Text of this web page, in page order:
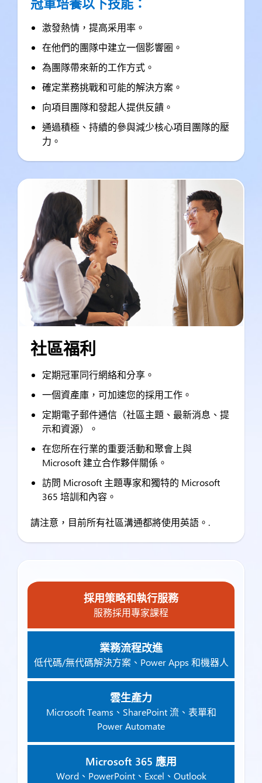
激發熱情，提高采用率。
在他們的團隊中建立一個影響圈。
為團隊帶來新的工作方式。
確定業務挑戰和可能的解決方案。
向項目團隊和發起人提供反饋。
通過積極、持續的參與減少核心項目團隊的壓
力。
社區福利
定期冠軍同行網絡和分享。
一個資產庫，可加速您的採用工作。
定期電子郵件通信（社區主題、最新消息、提
示和資源）。
在您所在行業的重要活動和聚會上與
Microsoft 建立合作夥伴關係。
訪問 Microsoft 主題專家和獨特的 Microsoft
365 培訓和內容。
請注意，目前所有社區溝通都將使用英語。.
採用策略和執行服務
服務採用專家課程
業務流程改進
低代碼/無代碼解決方案、Power Apps 和機器人
雲生產力
Microsoft Teams、SharePoint 流、表單和
Power Automate
Microsoft 365 應用
Word、PowerPoint、Excel、Outlook